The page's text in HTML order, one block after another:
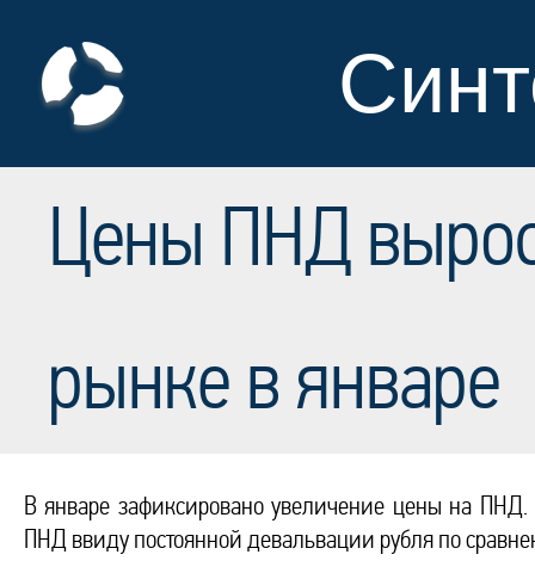
Цены ПНД
рынке в январе
В январе зафиксировано увеличение цены на
ПНД ввиду постоянной девальвации рубля по